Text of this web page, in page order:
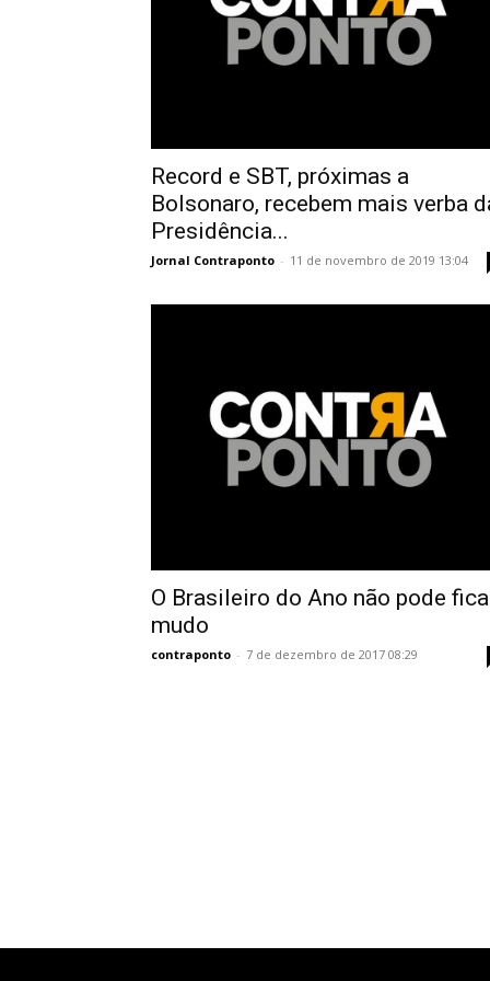
Record e SBT, próximas a
Bolsonaro, recebem mais verba
Presidência...
Jornal Contraponto - 11 de novembro de 2019 13:04
O Brasileiro do Ano não pode
mudo
contraponto - 7 de dezembro de 2017 08:29